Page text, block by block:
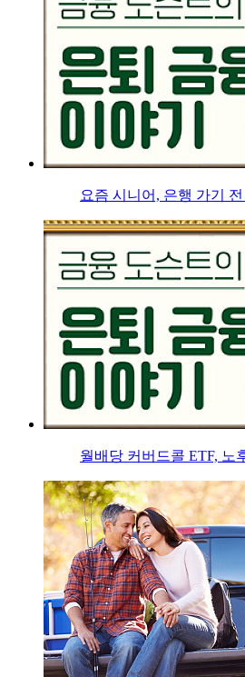
요즘 시니어, 은행 가기
월배당 커버드콜 ETF, 노